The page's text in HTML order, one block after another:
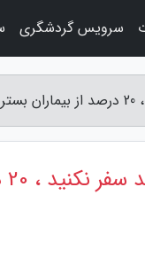
سرویس گردشگری